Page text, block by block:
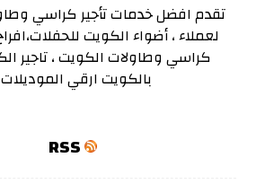
تقدم افضل خدمات تأجير كراسي
لعملاء ، أضواء الكويت
كراسي وطاولات الكويت ، تاجير
بالكويت ارقي
RSS